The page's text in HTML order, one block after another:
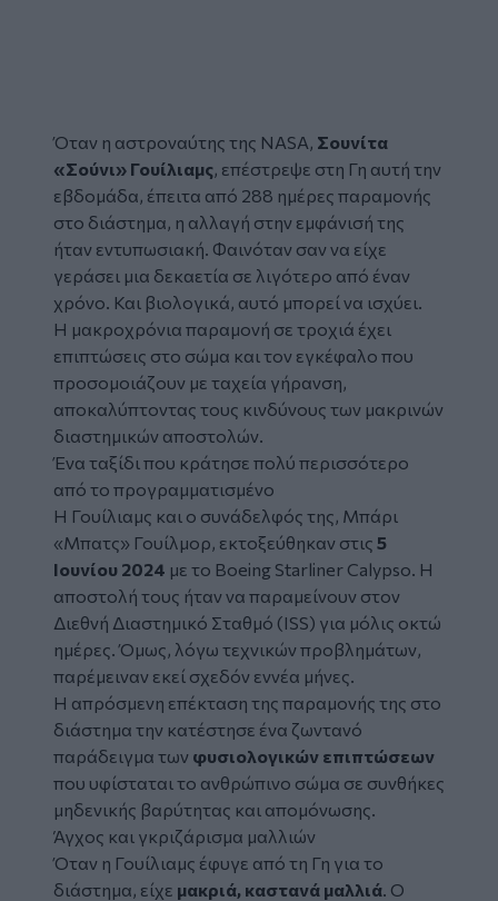
Όταν η αστροναύτης της NASA, Σουνίτα
«Σούνι» Γουίλιαμς, επέστρεψε στη Γη αυτή την
εβδομάδα, έπειτα από 288 ημέρες παραμονής
στο διάστημα, η αλλαγή στην εμφάνισή της
ήταν εντυπωσιακή. Φαινόταν σαν να είχε
γεράσει μια δεκαετία σε λιγότερο από έναν
χρόνο. Και βιολογικά, αυτό μπορεί να ισχύει.
Η μακροχρόνια παραμονή σε τροχιά έχει
επιπτώσεις στο σώμα και τον εγκέφαλο που
προσομοιάζουν με ταχεία γήρανση,
αποκαλύπτοντας τους κινδύνους των μακρινών
διαστημικών αποστολών.
Ένα ταξίδι που κράτησε πολύ περισσότερο
από το προγραμματισμένο
Η Γουίλιαμς και ο συνάδελφός της, Μπάρι
«Μπατς» Γουίλμορ, εκτοξεύθηκαν στις 5
Ιουνίου 2024 με το Boeing Starliner Calypso. Η
αποστολή τους ήταν να παραμείνουν στον
Διεθνή Διαστημικό Σταθμό (ISS) για μόλις οκτώ
ημέρες. Όμως, λόγω τεχνικών προβλημάτων,
παρέμειναν εκεί σχεδόν εννέα μήνες.
Η απρόσμενη επέκταση της παραμονής της στο
διάστημα την κατέστησε ένα ζωντανό
παράδειγμα των φυσιολογικών επιπτώσεων
που υφίσταται το ανθρώπινο σώμα σε συνθήκες
μηδενικής βαρύτητας και απομόνωσης.
Άγχος και γκριζάρισμα μαλλιών
Όταν η Γουίλιαμς έφυγε από τη Γη για το
διάστημα, είχε μακριά, καστανά μαλλιά. Ο